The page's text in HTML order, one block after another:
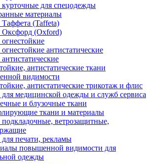
для спецодежды
материалы
(Taffeta)
Оксфорд (Oxford)
антистатические
антистатические ткани
видимости
антистатические трикотаж и флис
медицинской одежды и служб сервиса
и блузочные ткани
ткани и материалы
ветрозащитные,
печати, рекламы
повышенной видимости для
одежды